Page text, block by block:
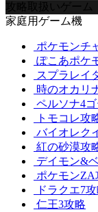
攻略取扱いゲーム
家庭用ゲーム機
ポケモンチ
ぽこあポケ
スプラレイ
時のオカリ
ペルソナ4
トモコレ攻
バイオレク
紅の砂漠攻
デイモン&
ポケモンZA
ドラクエ7
仁王3攻略